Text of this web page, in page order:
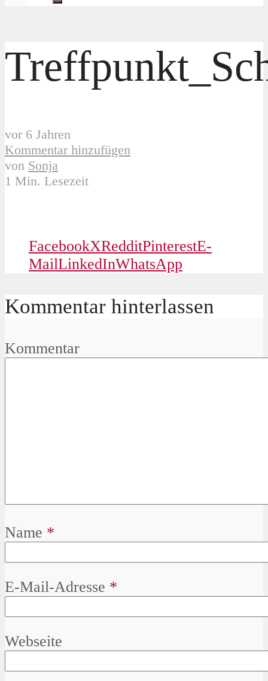
vor 6 Jahren
Kommentar hinzufügen
von Sonja
1 Min. Lesezeit
FacebookXRedditPinterestE-
MailLinkedInWhatsApp
Kommentar hinterlassen
Kommentar
Name *
E-Mail-Adresse *
Webseite